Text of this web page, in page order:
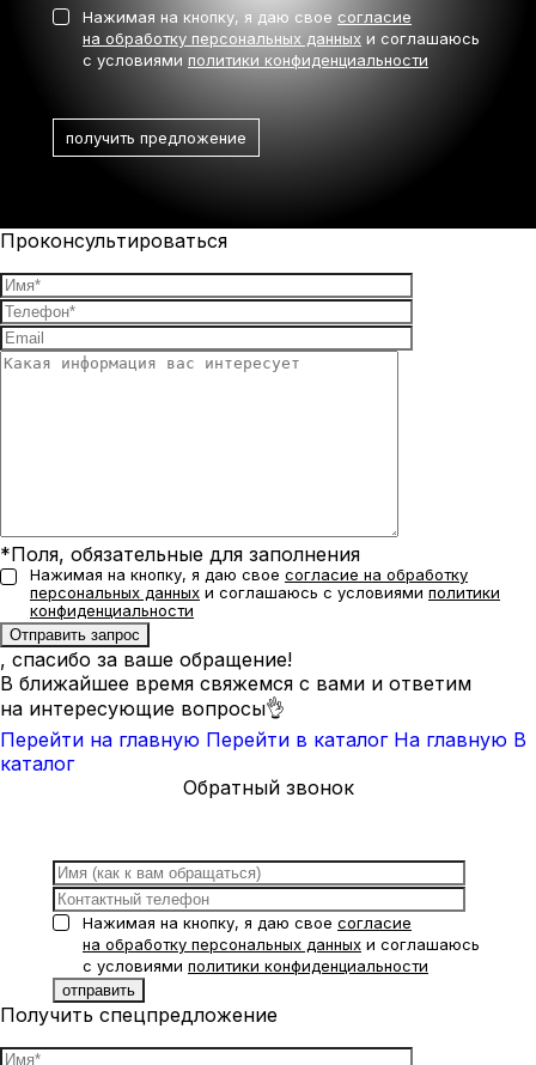
Нажимая на кнопку, я даю свое согласие
на обработку персональных данных и соглашаюсь
с условиями политики конфиденциальности
Проконсультироваться
*Поля, обязательные для заполнения
Нажимая на кнопку, я даю свое согласие на обработку
персональных данных и соглашаюсь с условиями политики
конфиденциальности
, спасибо за ваше обращение!
В ближайшее время свяжемся с вами и ответим
на интересующие вопросы👌
Перейти на главную Перейти в каталог На главную В
каталог
Обратный звонок
Нажимая на кнопку, я даю свое согласие
на обработку персональных данных и соглашаюсь
с условиями политики конфиденциальности
Получить спецпредложение